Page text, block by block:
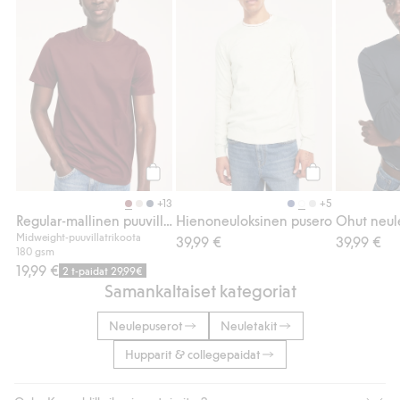
Osta
+13
Midweight-puuvillatrikoota
180 gsm
19,99 € 2 t-paidat 29,99€
+5
Hienoneuloksinen pusero
39,99 €
Ohut
39,99 €
Samankaltaiset kategoriat
Neulepuserot
Neuletakit
Hupparit & collegepaidat